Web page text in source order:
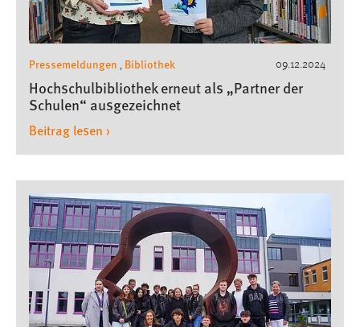
09.12.2024
Pressemeldungen Bibliothek
Hochschulbibliothek erneut als „Partner der
Schulen“ ausgezeichnet
Beitrag lesen ›